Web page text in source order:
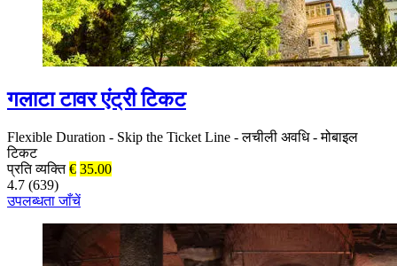
गलाटा टावर एंट्री टिकट
Flexible Duration - Skip the Ticket Line - लचीली अवधि - मोबाइल
टिकट
प्रति व्यक्ति € 35.00
4.7 (639)
उपलब्धता जाँचें